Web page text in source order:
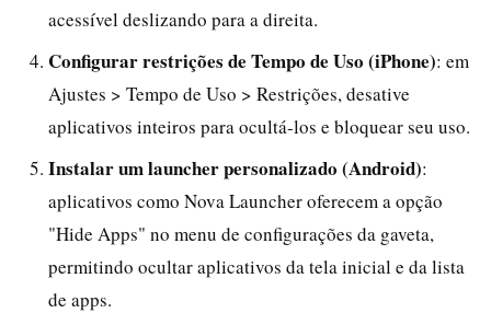
acessível deslizando para a direita.
Configurar restrições de Tempo de Uso (iPhone): em
Ajustes > Tempo de Uso > Restrições, desative
aplicativos inteiros para ocultá-los e bloquear seu uso.
Instalar um launcher personalizado (Android):
aplicativos como Nova Launcher oferecem a opção
"Hide Apps" no menu de configurações da gaveta,
permitindo ocultar aplicativos da tela inicial e da lista
de apps.